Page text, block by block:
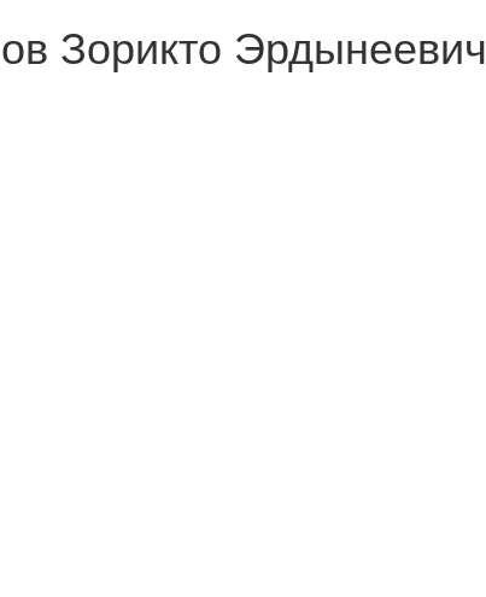
Зорикто Эрдынеевич